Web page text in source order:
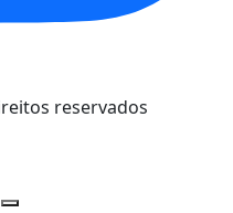
reservados